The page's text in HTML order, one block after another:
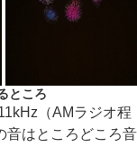
ところ
（AMラジオ程
音はところどころ音